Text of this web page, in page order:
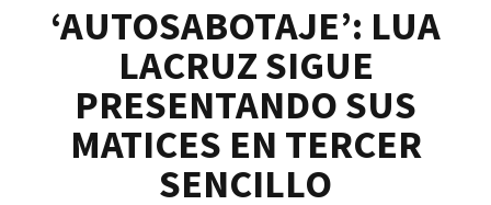
‘AUTOSABOTAJE’: LUA
LACRUZ SIGUE
PRESENTANDO SUS
MATICES EN TERCER
SENCILLO